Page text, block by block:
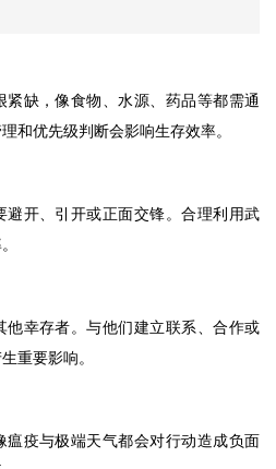
紧缺，像食物、水源、药品等都需通
和优先级判断会影响生存效率。
避开、引开或正面交锋。合理利用武
他幸存者。与他们建立联系、合作或
重要影响。
瘟疫与极端天气都会对行动造成负面